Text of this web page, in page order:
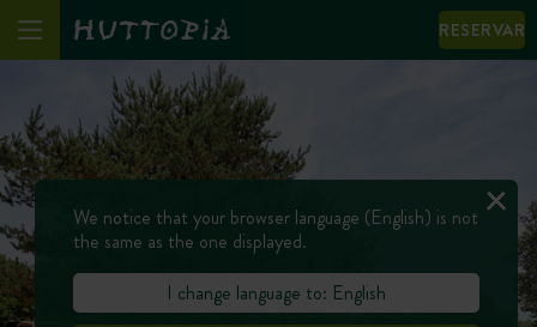
RESERVAR
We notice that your browser language (English) is not
the same as the one displayed.
I change language to: English